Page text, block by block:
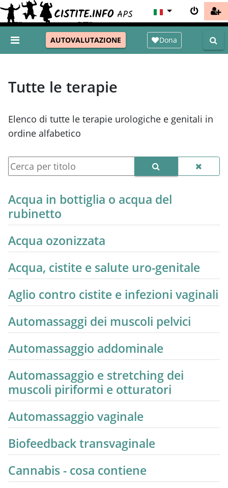
AUTOVALUTAZIONE Dona
Tutte le terapie
Elenco di tutte le terapie urologiche e genitali in
ordine alfabetico
Acqua in bottiglia o acqua del
rubinetto
Acqua ozonizzata
Acqua, cistite e salute uro-genitale
Aglio contro cistite e infezioni vaginali
Automassaggi dei muscoli pelvici
Automassaggio addominale
Automassaggio e stretching dei
muscoli piriformi e otturatori
Automassaggio vaginale
Biofeedback transvaginale
Cannabis - cosa contiene